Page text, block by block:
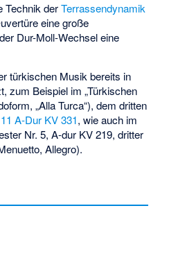
Technik derTerrassendynamik
eine große
Dur-Moll-Wechsel eine
türkischen Musik bereits in
zum Beispiel im „Türkischen
„Alla Turca“), dem dritten
A-Dur KV 331, wie auch im
Nr. 5, A-dur KV 219, dritter
Allegro).